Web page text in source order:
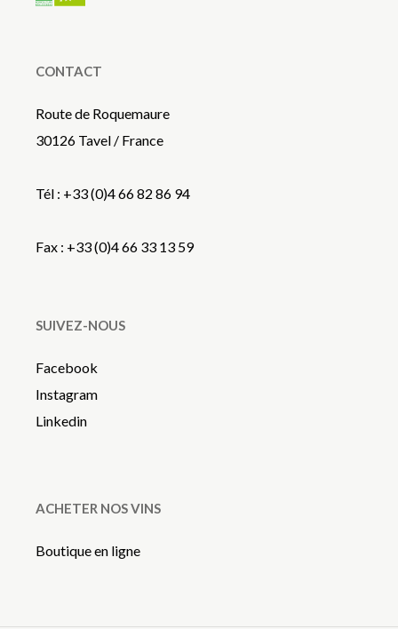
CONTACT
Route de Roquemaure
30126 Tavel / France
Tél : +33 (0)4 66 82 86 94
Fax : +33 (0)4 66 33 13 59
SUIVEZ-NOUS
Facebook
Instagram
Linkedin
ACHETER NOS VINS
Boutique en ligne